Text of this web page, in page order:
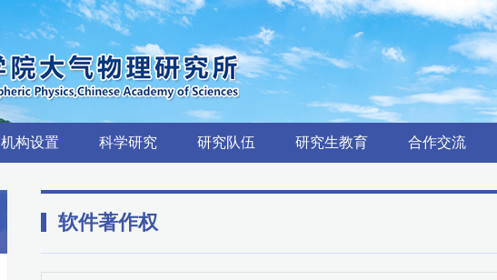
机构设置 科学研究 研究队伍 研究生教育 合作交流
软件著作权